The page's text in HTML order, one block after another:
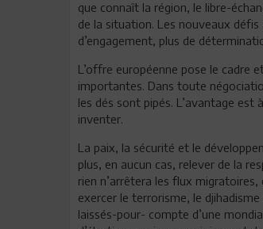
que connaît la région, le libre-
de la situation. Les nouveaux
d’engagement, plus de
L’offre européenne pose le cadre
importantes. Dans toute
les dés sont pipés. L’avantage est
inventer.
La paix, la sécurité et le
plus, en aucun cas, relever de la
rien n’arrêtera les flux
exercer le terrorisme, le
laissés-pour- compte d’une